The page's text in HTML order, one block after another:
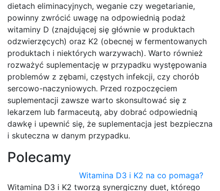
dietach eliminacyjnych, weganie czy wegetarianie,
powinny zwrócić uwagę na odpowiednią podaż
witaminy D (znajdującej się głównie w produktach
odzwierzęcych) oraz K2 (obecnej w fermentowanych
produktach i niektórych warzywach). Warto również
rozważyć suplementację w przypadku występowania
problemów z zębami, częstych infekcji, czy chorób
sercowo-naczyniowych. Przed rozpoczęciem
suplementacji zawsze warto skonsultować się z
lekarzem lub farmaceutą, aby dobrać odpowiednią
dawkę i upewnić się, że suplementacja jest bezpieczna
i skuteczna w danym przypadku.
Polecamy
Witamina D3 i K2 na co pomaga?
Witamina D3 i K2 tworzą synergiczny duet, którego